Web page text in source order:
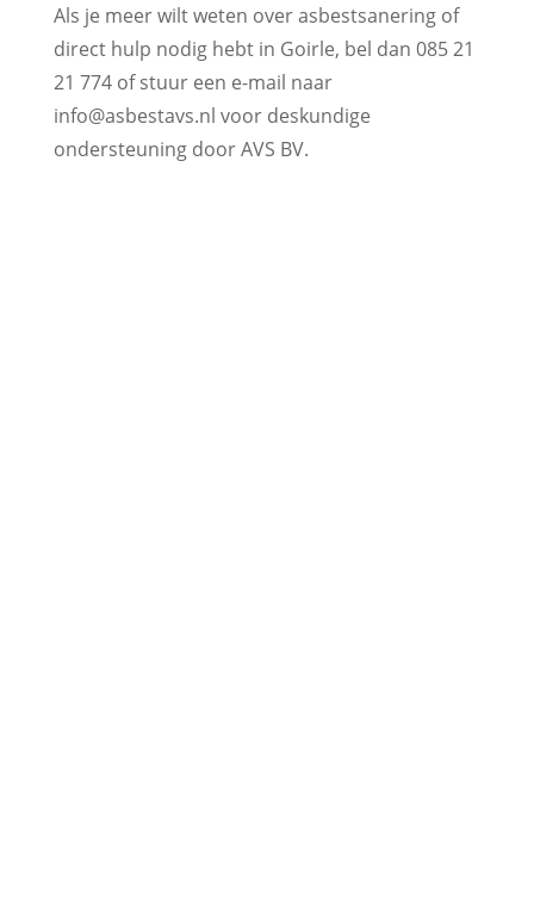
Als je meer wilt weten over asbestsanering of
direct hulp nodig hebt in Goirle, bel dan 085 21
21 774 of stuur een e-mail naar
info@asbestavs.nl voor deskundige
ondersteuning door AVS BV.